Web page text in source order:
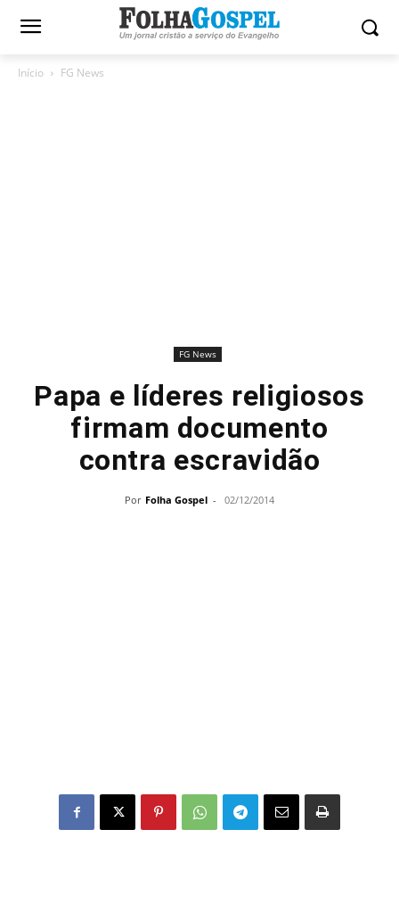
Início FG News
FG News
Papa e líderes religiosos
firmam documento
contra escravidão
Por Folha Gospel - 02/12/2014